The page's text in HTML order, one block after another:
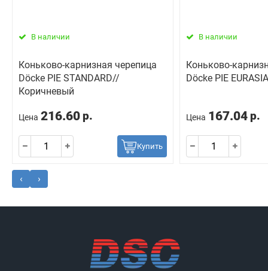
В наличии
Коньково-карнизная черепица
Döcke PIE STANDARD//
Коричневый
Цена 216.60 р.
Купить
В наличии
Коньково-
Döcke PIE
Цена 167.04 р.
‹ ›